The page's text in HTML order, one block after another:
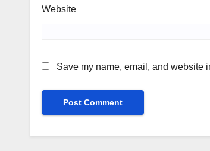
Website
Save my name, email, and website